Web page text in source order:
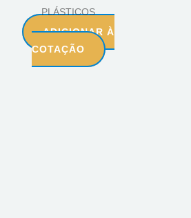
PLÁSTICOS
ADICIONAR À
COTAÇÃO